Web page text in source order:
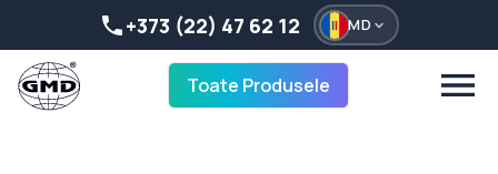
+373 (22) 47 62 12 MD
Toate Produsele